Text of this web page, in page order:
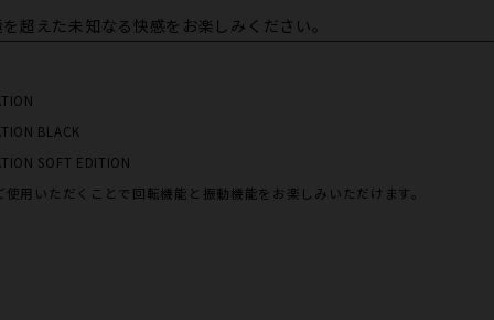
超えた未知なる快感をお楽しみください。
BLACK
SOFT EDITION
用いただくことで回転機能と振動機能をお楽しみいただけます。